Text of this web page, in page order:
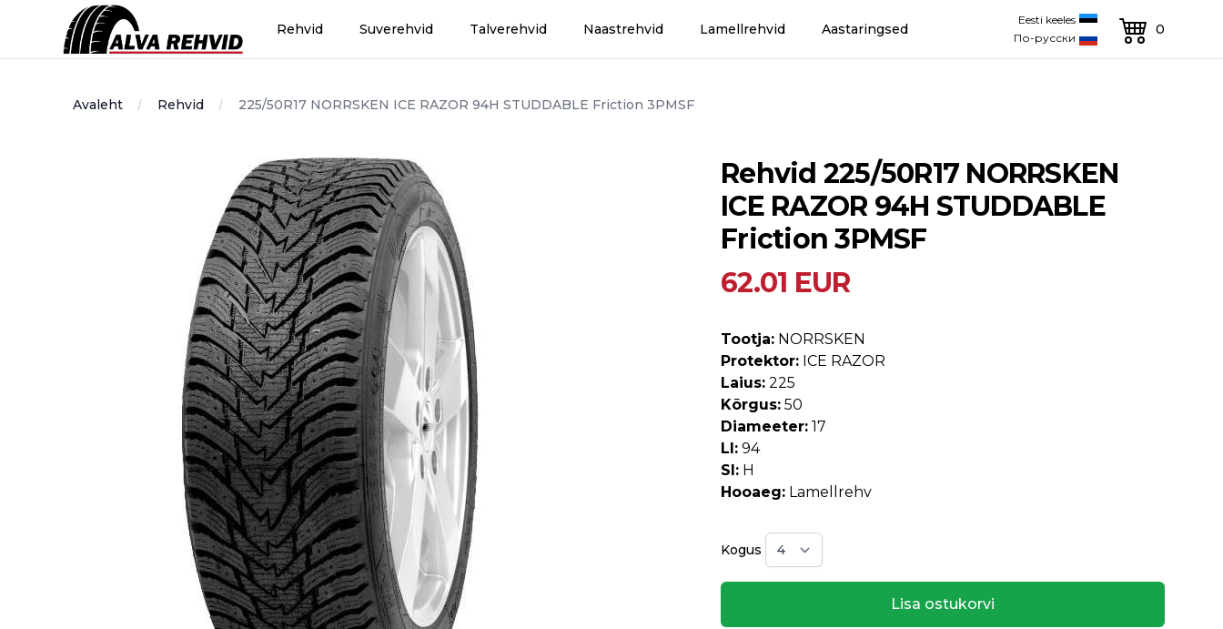
Alvarehvid
Rehvid Suverehvid Talverehvid Naastrehvid Lamellrehvid Aastaringsed
Eesti keeles
По-русски
0
Avaleht Rehvid 225/50R17 NORRSKEN ICE RAZOR 94H STUDDABLE Friction 3PMSF
Rehvid 225/50R17 NORRSKEN
ICE RAZOR 94H STUDDABLE
Friction 3PMSF
62.01 EUR
Tootja: NORRSKEN
Protektor: ICE RAZOR
Laius: 225
Kõrgus: 50
Diameeter: 17
LI: 94
SI: H
Hooaeg: Lamellrehv
Kogus
Lisa ostukorvi